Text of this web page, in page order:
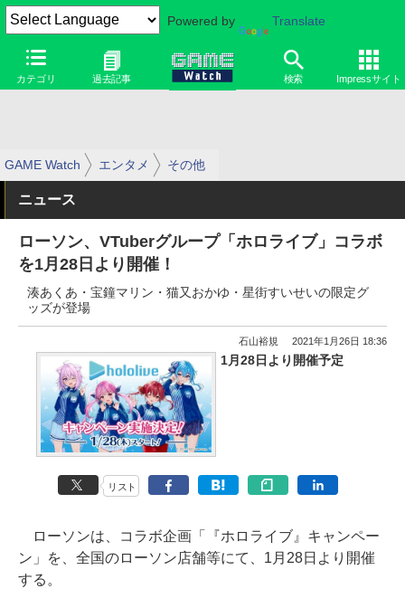
Powered by Translate
カテゴリ 過去記事 検索 Impressサイト
GAME Watch エンタメ その他
ニュース
ローソン、VTuberグループ「ホロライブ」コラボ
を1月28日より開催！
湊あくあ・宝鐘マリン・猫又おかゆ・星街すいせいの限定グ
ッズが登場
石山裕規 2021年1月26日 18:36
1月28日より開催予定
リスト
ローソンは、コラボ企画「『ホロライブ』キャンペー
ン」を、全国のローソン店舗等にて、1月28日より開催
する。